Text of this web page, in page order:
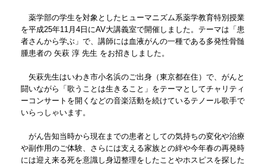
薬学部の学生を対象としたヒューマニズム系薬学教育特別授業
を平成25年11月4日にAV大講義室で開催しました。テーマは「患
者さんから学ぶ」で、講師には血液がんの一種である多発性骨髄
腫患者の 矢萩 淳 先生 をお招きしました。
矢萩先生はいわき市小名浜のご出身（東京都在住）で、がんと
闘いながら「歌うことは生きること」をテーマとしてチャリティ
ーコンサートを開くなどの音楽活動を続けているテノール歌手で
いらっしゃいます。
がん告知当時から現在までの患者としての気持ちの変化や治療
や副作用のご体験、さらには支える家族との絆や今年春の再発時
には迎え来る死を意識し身辺整理をしたことやホスピスを探した